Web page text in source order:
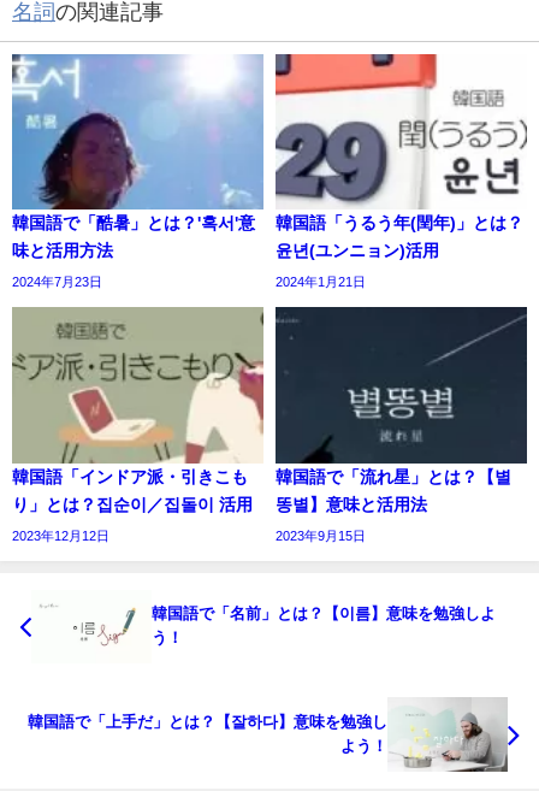
名詞の関連記事
韓国語で「酷暑」とは？'혹서'意
味と活用方法
2024年7月23日
韓国語「うるう年(閏年)」とは？
윤년(ユンニョン)活用
2024年1月21日
韓国語「インドア派・引きこも
り」とは？집순이／집돌이 活用
2023年12月12日
韓国語で「流れ星」とは？【별
똥별】意味と活用法
2023年9月15日
韓国語で「名前」とは？【이름】意味を勉強しよ
う！
韓国語で「上手だ」とは？【잘하다】意味を勉強し
よう！